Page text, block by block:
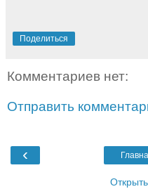
Поделиться
Комментариев нет:
Отправить
‹